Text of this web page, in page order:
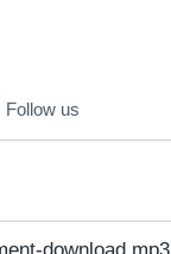
Follow us